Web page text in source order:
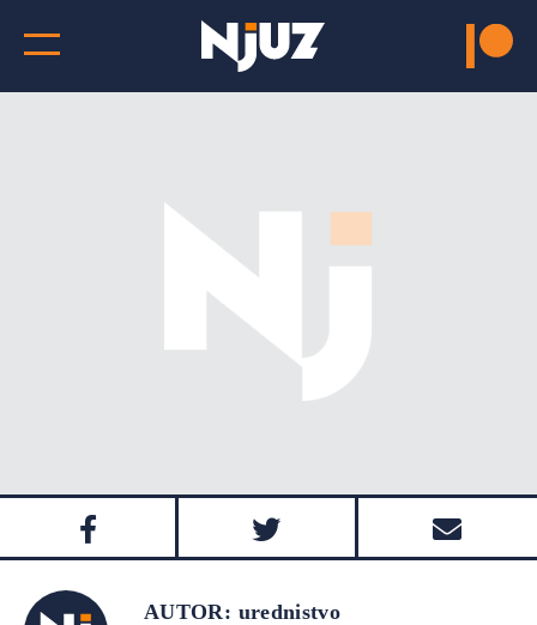
AUTOR: urednistvo